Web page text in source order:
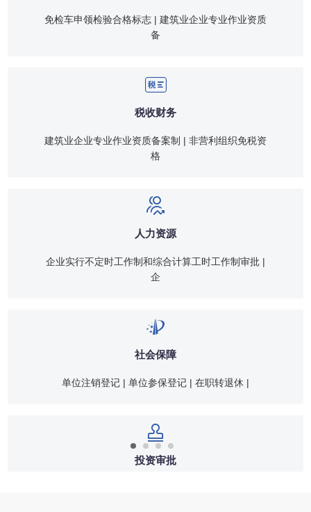
免检车申领检验合格标志 | 建筑业企业专业作业资质
备
税收财务
建筑业企业专业作业资质备案制 | 非营利组织免税资
格
人力资源
企业实行不定时工作制和综合计算工时工作制审批 |
企
社会保障
单位注销登记 | 单位参保登记 | 在职转退休 |
投资审批